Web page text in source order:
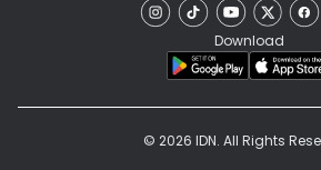
Download
© 2026 IDN. All Rights